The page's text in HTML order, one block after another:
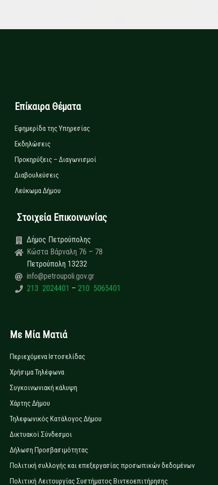
Επίκαιρα Θέματα
Εφημερίδα της Υπηρεσίας
Εκδηλώσεις
Προκηρύξεις – Διαγωνισμοί
Διαβουλεύσεις
Λεύκωμα Δήμου
Στοιχεία Επικοινωνίας
Δήμος Πετρούπολης
Κώστα Βάρναλη 76 – 78
Πετρούπολη 13232
info@petroupoli.gov.gr
213 2024401 – 210 5065401
Με Μία Ματιά
Περιεχόμενα Ιστοσελίδας
Χρήσιμα Τηλέφωνα
Συγκοινωνιακή κάλυψη
Χάρτης Δήμου
Τηλεφωνικός Κατάλογος Δήμου
Δικτυακοί Σύνδεσμοι
Δήλωση Προσβασιμότητας
Πολιτική συλλογής και επεξεργασίας προσωπικών δεδομένων
Πολιτική Λειτουργίας Συστήματος Βιντεοεπιτήρησης